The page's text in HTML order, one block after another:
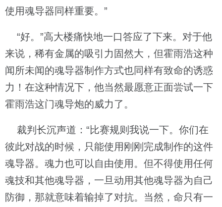
使用魂导器同样重要。”
“好。”高大楼痛快地一口答应了下来。对于他
来说，稀有金属的吸引力固然大，但霍雨浩这种
闻所未闻的魂导器制作方式也同样有致命的诱惑
力！在这种情况下，他当然最愿意正面尝试一下
霍雨浩这门魂导炮的威力了。
裁判长沉声道：“比赛规则我说一下。你们在
彼此对战的时候，只能使用刚刚完成制作的这件
魂导器。魂力也可以自由使用。但不得使用任何
魂技和其他魂导器，一旦动用其他魂导器为自己
防御，那就意味着输掉了对抗。当然，命只有一